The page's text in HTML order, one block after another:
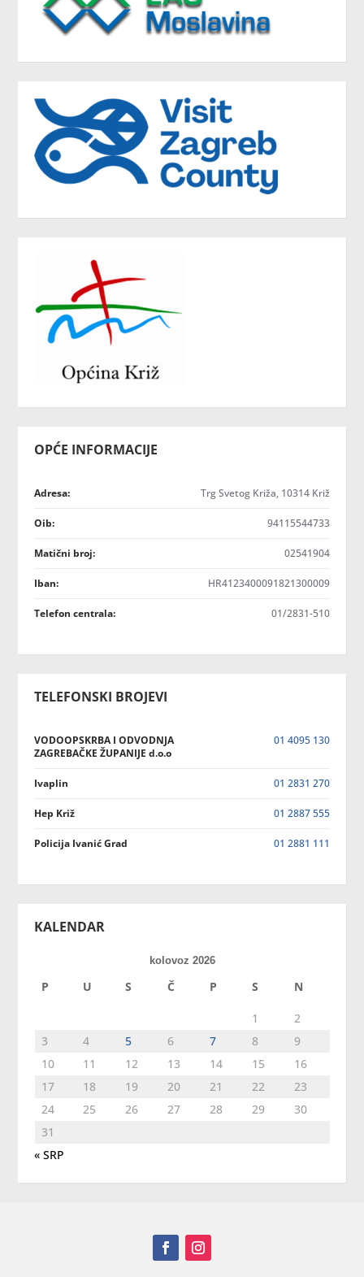
OPĆE INFORMACIJE
Adresa: Trg Svetog Križa, 10314 Križ
Oib: 94115544733
Matični broj: 02541904
Iban: HR4123400091821300009
Telefon centrala: 01/2831-510
TELEFONSKI BROJEVI
VODOOPSKRBA I ODVODNJA
ZAGREBAČKE ŽUPANIJE d.o.o
01 4095 130
Ivaplin 01 2831 270
Hep Križ 01 2887 555
Policija Ivanić Grad 01 2881 111
KALENDAR
kolovoz 2026
P U S Č P S N
1
2
3
4 5 6 7 8
9
10
11 12 13 14 15
16
17
18 19 20 21 22
23
24
25 26 27 28 29
30
31
« SRP